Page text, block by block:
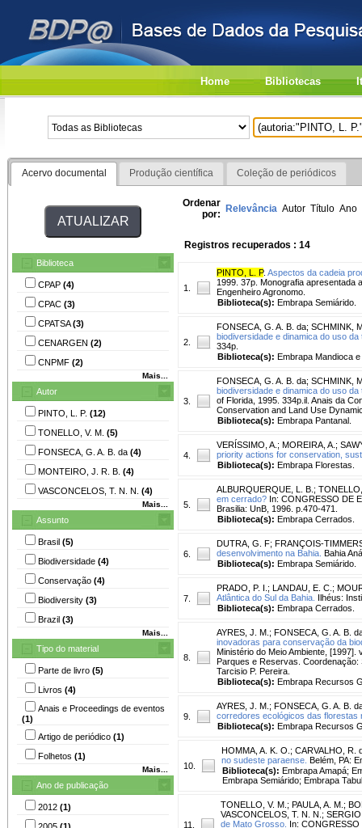
Home Bibliotecas
Acervo documental Produção científica Coleção de periódicos
Biblioteca
CPAP (4)
CPAC (3)
CPATSA(3)
CENARGEN (2)
CNPMF (2)
Mais...
Autor
PINTO, L. P. (12)
TONELLO, V. M. (5)
FONSECA, G. A. B. da (4)
MONTEIRO, J. R. B. (4)
VASCONCELOS, T. N. N. (4)
Mais...
Assunto
Brasil (5)
Biodiversidade (4)
Conservação (4)
Biodiversity (3)
Brazil (3)
Mais...
Tipo do material
Parte de livro (5)
Livros (4)
Anais e Proceedings de eventos
(1)
Artigo de periódico (1)
Folhetos (1)
Mais...
Ano de publicação
2012 (1)
2005 (1)
Ordenar
por: Relevância Autor Título Ano
Registros recuperados : 14
1.
PINTO, L. P. Aspectos da cadeia
1999. 37p. Monografia apresentada
Engenheiro Agronomo.
Biblioteca(s): Embrapa Semiárido.
2.
FONSECA, G. A. B. da; SCHMINK,
biodiversidade e dinamica do uso
334p.
Biblioteca(s): Embrapa Mandioca
3.
FONSECA, G. A. B. da; SCHMINK,
biodiversidade e dinamica do uso
of Florida, 1995. 334p.il. Anais da
Conservation and Land Use
Biblioteca(s): Embrapa Pantanal.
4.
VERÍSSIMO, A. ; MOREIRA, A. ;
priority actions for conservation,
Biblioteca(s): Embrapa Florestas.
5.
ALBURQUERQUE, L. B. ;
em cerrado? In: CONGRESSO DE
Brasilia: UnB, 1996. p.470-471.
Biblioteca(s): Embrapa Cerrados.
6.
DUTRA, G. F; FRANÇOIS-
desenvolvimento na Bahia. Bahia
Biblioteca(s): Embrapa Semiárido.
7.
PRADO, P. I. ; LANDAU, E. C. ;
Atlântica do Sul da Bahia. Ilhéus:
Biblioteca(s): Embrapa Cerrados.
8.
AYRES, J. M. ; FONSECA, G. A. B.
inovadoras para conservação da
Ministério do Meio Ambiente,
Parques e Reservas. Coordenação:
Tarcisio P. Pereira.
Biblioteca(s): Embrapa Recursos
9.
AYRES, J. M. ; FONSECA, G. A. B.
corredores ecológicos das florestas
Biblioteca(s): Embrapa Recursos
10.
HOMMA, A. K. O. ; CARVALHO, R.
no sudeste paraense. Belém, PA:
Biblioteca(s): Embrapa Amapá;
Embrapa Semiárido; Embrapa
11.
TONELLO, V. M. ; PAULA, A. M. ;
VASCONCELOS, T. N. N. ;
de Mato Grosso. In: